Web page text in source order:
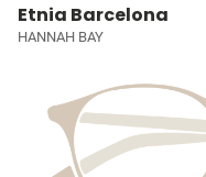
Etnia Barcelona
HANNAH BAY